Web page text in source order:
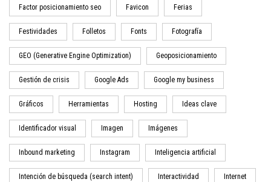
Factor posicionamiento seo Favicon Ferias
Festividades Folletos Fonts Fotografía
GEO (Generative Engine Optimization) Geoposicionamiento
Gestión de crisis Google Ads Google my business
Gráficos Herramientas Hosting Ideas clave
Identificador visual Imagen Imágenes
Inbound marketing Instagram Inteligencia artificial
Intención de búsqueda (search intent) Interactividad Internet